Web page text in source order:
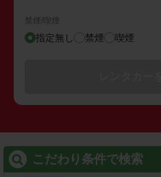
禁煙/喫煙
指定無し 禁煙 喫煙
こだわり条件で検索